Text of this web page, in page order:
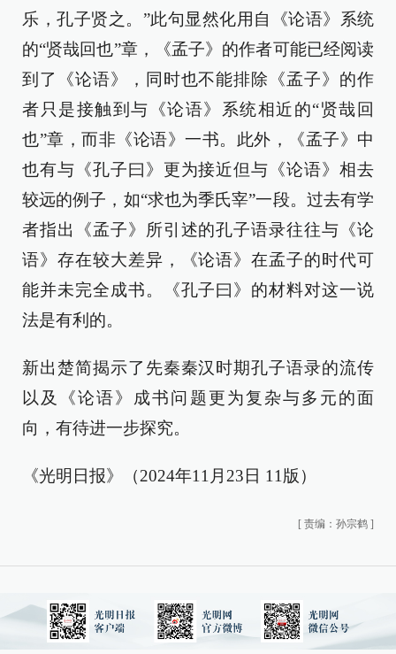
乐，孔子贤之。”此句显然化用自《论语》系统
的“贤哉回也”章，《孟子》的作者可能已经阅读
到了《论语》，同时也不能排除《孟子》的作
者只是接触到与《论语》系统相近的“贤哉回
也”章，而非《论语》一书。此外，《孟子》中
也有与《孔子曰》更为接近但与《论语》相去
较远的例子，如“求也为季氏宰”一段。过去有学
者指出《孟子》所引述的孔子语录往往与《论
语》存在较大差异，《论语》在孟子的时代可
能并未完全成书。《孔子曰》的材料对这一说
法是有利的。
新出楚简揭示了先秦秦汉时期孔子语录的流传
以及《论语》成书问题更为复杂与多元的面
向，有待进一步探究。
《光明日报》（2024年11月23日 11版）
[ 责编：孙宗鹤 ]